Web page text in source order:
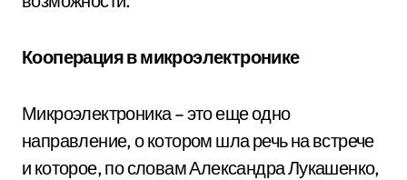
Кооперация в микроэлектронике
Микроэлектроника – это еще одно
направление, о котором шла речь на встрече
и которое, по словам Александра Лукашенко,